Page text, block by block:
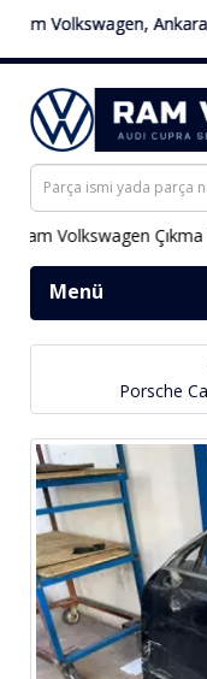
Volkswagen, Ankara
Volkswagen Çıkma
Menü
Porsche